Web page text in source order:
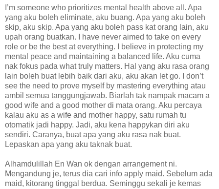
I’m someone who prioritizes mental health above all. Apa
yang aku boleh eliminate, aku buang. Apa yang aku boleh
skip, aku skip. Apa yang aku boleh pass kat orang lain, aku
upah orang buatkan. I have never aimed to take on every
role or be the best at everything. I believe in protecting my
mental peace and maintaining a balanced life. Aku cuma
nak fokus pada what truly matters. Hal yang aku rasa orang
lain boleh buat lebih baik dari aku, aku akan let go. I don’t
see the need to prove myself by mastering everything atau
ambil semua tanggungjawab. Biarlah tak nampak macam a
good wife and a good mother di mata orang. Aku percaya
kalau aku as a wife and mother happy, satu rumah tu
otomatik jadi happy. Jadi, aku kena happykan diri aku
sendiri. Caranya, buat apa yang aku rasa nak buat.
Lepaskan apa yang aku taknak buat.
Alhamdulillah En Wan ok dengan arrangement ni.
Mengandung je, terus dia cari info apply maid. Sebelum ada
maid, kitorang tinggal berdua. Seminggu sekali je kemas